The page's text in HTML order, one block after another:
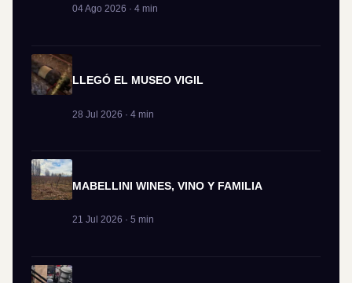
04 Ago 2026 · 4 min
LLEGÓ EL MUSEO VIGIL
28 Jul 2026 · 4 min
MABELLINI WINES, VINO Y FAMILIA
21 Jul 2026 · 5 min